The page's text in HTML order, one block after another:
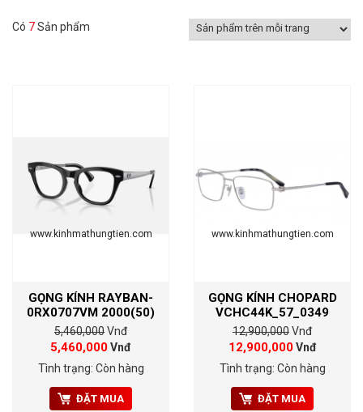
Có 7Sản phẩm
www.kinhmathungtien.com
GỌNG KÍNH RAYBAN-
0RX0707VM 2000(50)
5,460,000Vnđ
5,460,000Vnđ
Tình trạng: Còn hàng
ĐẶT MUA
www.kinhmathungtien.com
GỌNG KÍNH CHOPARD
VCHC44K_57_0349
12,900,000Vnđ
12,900,000Vnđ
Tình trạng: Còn hàng
ĐẶT MUA